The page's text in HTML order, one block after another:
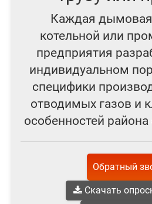
Каждая дымовая
котельной или
предприятия
индивидуальном
специфики
отводимых газов и
особенностей района
Обратный
Скачать